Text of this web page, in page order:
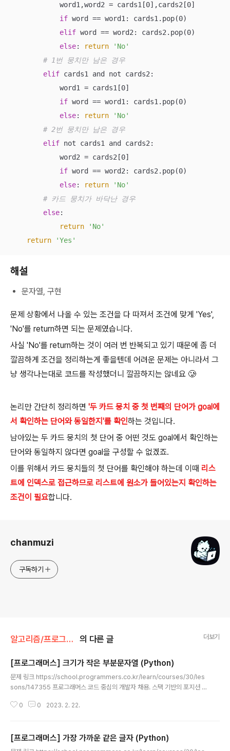
            word1,word2 = cards1[0],cards2[0]
if word == word1: cards1.pop(0)
elif word == word2: cards2.pop(0)
else: return
'No'
# 1번 뭉치만 남은 경우
elif cards1 and not cards2:
            word1 = cards1[0]
if word == word1: cards1.pop(0)
else: return
'No'
# 2번 뭉치만 남은 경우
elif not cards1 and cards2:
            word2 = cards2[0]
if word == word2: cards2.pop(0)
else: return
'No'
# 카드 뭉치가 바닥난 경우
else:
return
'No'
return
'Yes'
해설
문자열, 구현
문제 상황에서 나올 수 있는 조건을 다 따져서 조건에 맞게 'Yes',
'No'를 return하면 되는 문제였습니다.
사실 'No'를 return하는 것이 여러 번 반복되고 있기 때문에 좀 더
깔끔하게 조건을 정리하는게 좋을텐데 어려운 문제는 아니라서 그
냥 생각나는대로 코드를 작성했더니 깔끔하지는 않네요 🥲
논리만 간단히 정리하면 '두 카드 뭉치 중 첫 번째의 단어가 goal에
서 확인하는 단어와 동일한지'를 확인하는 것입니다.
남아있는 두 카드 뭉치의 첫 단어 중 어떤 것도 goal에서 확인하는
단어와 동일하지 않다면 goal을 구성할 수 없겠죠.
이를 위해서 카드 뭉치들의 첫 단어를 확인해야 하는데 이때 리스
트에 인덱스로 접근하므로 리스트에 원소가 들어있는지 확인하는
조건이 필요합니다.
chanmuzi
구독하기
알고리즘/프로그래머스 의 다른 글 더보기
[프로그래머스] 크기가 작은 부분문자열 (Python)
문제 링크 https://school.programmers.co.kr/learn/courses/30/les
sons/147355 프로그래머스 코드 중심의 개발자 채용. 스택 기반의 포지션 매
는 기업들을 매칭 받으세요. programmers.co.kr 소스 코드 def solution
0 0 2023. 2. 22.
[프로그래머스] 가장 가까운 같은 글자 (Python)